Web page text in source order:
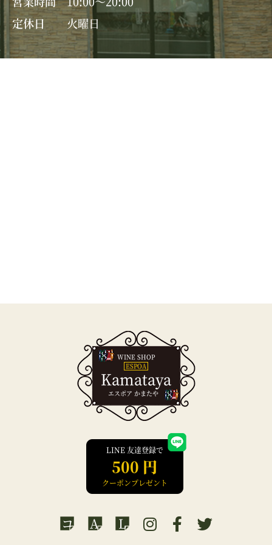
定休日
火曜日
WINE SHOP
ESPOA
Kamataya
エスポア かまたや
LINE 友達登録で
500 円
クーポンプレゼント
コ A L